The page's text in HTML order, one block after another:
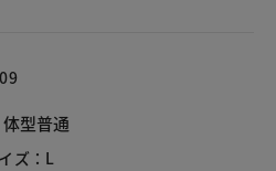
体型普通
ズ：L